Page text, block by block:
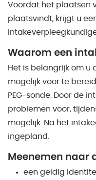
Voordat het plaatsen
plaatsvindt, krijgt u
Waarom een
Het is belangrijk om u
mogelijk voor te
PEG-sonde. Door de
problemen voor,
mogelijk. Na het
ingepland.
Meenemen naar
een geldig